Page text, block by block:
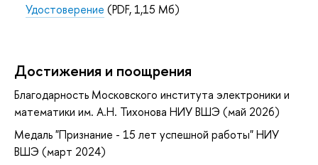
Удостоверение (PDF, 1,15 Мб)
Достижения и поощрения
Благодарность Московского института электроники и
математики им. А.Н. Тихонова НИУ ВШЭ (май 2026)
Медаль "Признание - 15 лет успешной работы" НИУ
ВШЭ (март 2024)